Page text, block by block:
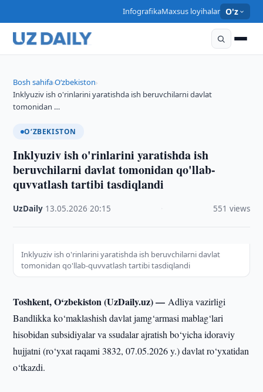
InfografikaMaxsus loyihalar O'z
Bosh sahifa›O‘zbekiston›
Inklyuziv ish o'rinlarini yaratishda ish beruvchilarni davlat
tomonidan …
O‘ZBEKISTON
Inklyuziv ish o'rinlarini yaratishda ish
beruvchilarni davlat tomonidan qo'llab-
quvvatlash tartibi tasdiqlandi
UzDaily 13.05.2026 ·20:15 551 views
Inklyuziv ish o'rinlarini yaratishda ish beruvchilarni davlat
tomonidan qo'llab-quvvatlash tartibi tasdiqlandi
Toshkent, O‘zbekiston (UzDaily.uz) —Adliya vazirligi
Bandlikka ko‘maklashish davlat jamg‘armasi mablag‘lari
hisobidan subsidiyalar va ssudalar ajratish bo‘yicha idoraviy
hujjatni (ro‘yxat raqami 3832, 07.05.2026 y.) davlat ro‘yxatidan
o‘tkazdi.